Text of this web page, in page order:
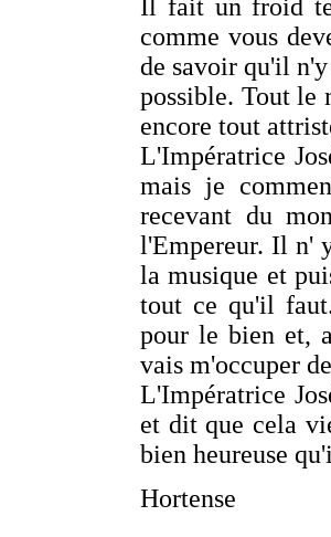
Il fait un froid
comme vous
de savoir qu'il n'y
possible. Tout le
encore tout
L'Impératrice
mais je
recevant du
l'Empereur. Il n'
la musique et
tout ce qu'il
pour le bien et,
vais m'occuper
L'Impératrice
et dit que cela
bien heureuse
Hortense